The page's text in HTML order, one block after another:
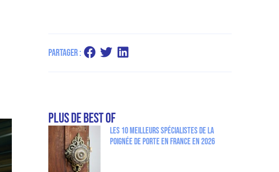
Partager :
plus de Best Of
Les 10 meilleurs spécialistes de la
poignée de porte en France en 2026